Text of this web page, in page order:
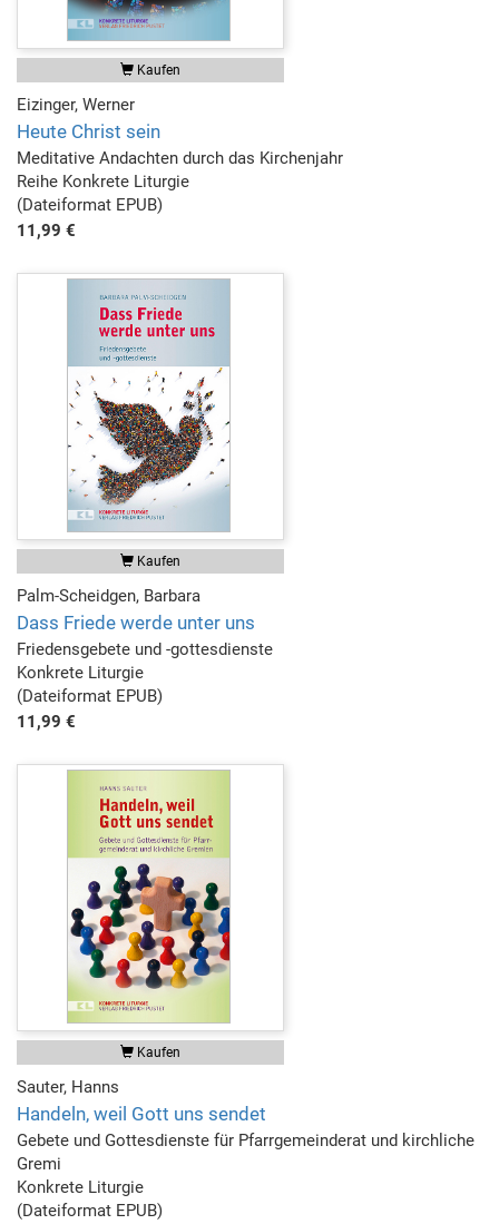
Kaufen
Eizinger, Werner
Heute Christ sein
Meditative Andachten durch das Kirchenjahr
Reihe Konkrete Liturgie
(Dateiformat EPUB)
11,99 €
Kaufen
Palm-Scheidgen, Barbara
Dass Friede werde unter uns
Friedensgebete und -gottesdienste
Konkrete Liturgie
(Dateiformat EPUB)
11,99 €
Kaufen
Sauter, Hanns
Handeln, weil Gott uns sendet
Gebete und Gottesdienste für Pfarrgemeinderat und kirchliche
Gremi
Konkrete Liturgie
(Dateiformat EPUB)